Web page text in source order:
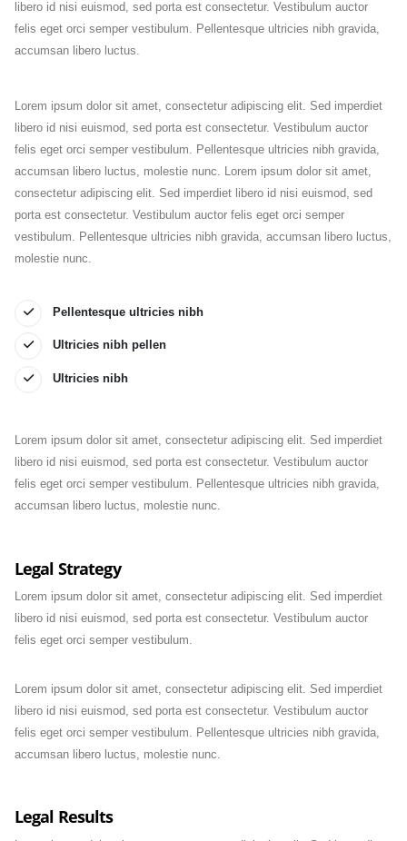
libero id nisi euismod, sed porta est consectetur. Vestibulum auctor
felis eget orci semper vestibulum. Pellentesque ultricies nibh gravida,
accumsan libero luctus.
Lorem ipsum dolor sit amet, consectetur adipiscing elit. Sed imperdiet
libero id nisi euismod, sed porta est consectetur. Vestibulum auctor
felis eget orci semper vestibulum. Pellentesque ultricies nibh gravida,
accumsan libero luctus, molestie nunc. Lorem ipsum dolor sit amet,
consectetur adipiscing elit. Sed imperdiet libero id nisi euismod, sed
porta est consectetur. Vestibulum auctor felis eget orci semper
vestibulum. Pellentesque ultricies nibh gravida, accumsan libero luctus,
molestie nunc.
Pellentesque ultricies nibh
Ultricies nibh pellen
Ultricies nibh
Lorem ipsum dolor sit amet, consectetur adipiscing elit. Sed imperdiet
libero id nisi euismod, sed porta est consectetur. Vestibulum auctor
felis eget orci semper vestibulum. Pellentesque ultricies nibh gravida,
accumsan libero luctus, molestie nunc.
Legal Strategy
Lorem ipsum dolor sit amet, consectetur adipiscing elit. Sed imperdiet
libero id nisi euismod, sed porta est consectetur. Vestibulum auctor
felis eget orci semper vestibulum.
Lorem ipsum dolor sit amet, consectetur adipiscing elit. Sed imperdiet
libero id nisi euismod, sed porta est consectetur. Vestibulum auctor
felis eget orci semper vestibulum. Pellentesque ultricies nibh gravida,
accumsan libero luctus, molestie nunc.
Legal Results